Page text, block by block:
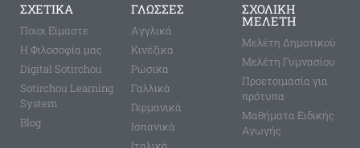
ΣΧΕΤΙΚΑ
Ποιοι Είμαστε
Η Φιλοσοφία μας
Digital Sotirchou
Sotirchou Learning
System
Blog
ΓΛΩΣΣΕΣ
Aγγλικά
Κινέζικα
Ρώσικα
Γαλλικά
Γερμανικά
Ισπανικά
ΣΧΟΛΙΚΗ
ΜΕΛΕΤΗ
Μελέτη Δημοτικού
Μελέτη Γυμνασίου
Προετοιμασία για
πρότυπα
Μαθήματα Ειδικής
Αγωγής